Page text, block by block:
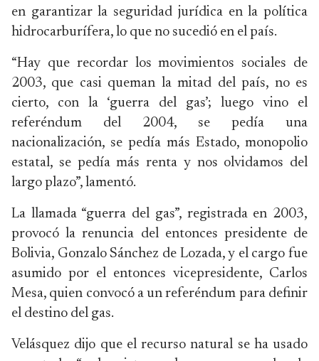
en garantizar la seguridad jurídica en la política
hidrocarburífera, lo que no sucedió en el país.
“Hay que recordar los movimientos sociales de
2003, que casi queman la mitad del país, no es
cierto, con la ‘guerra del gas’; luego vino el
referéndum del 2004, se pedía una
nacionalización, se pedía más Estado, monopolio
estatal, se pedía más renta y nos olvidamos del
largo plazo”, lamentó.
La llamada “guerra del gas”, registrada en 2003,
provocó la renuncia del entonces presidente de
Bolivia, Gonzalo Sánchez de Lozada, y el cargo fue
asumido por el entonces vicepresidente, Carlos
Mesa, quien convocó a un referéndum para definir
el destino del gas.
Velásquez dijo que el recurso natural se ha usado